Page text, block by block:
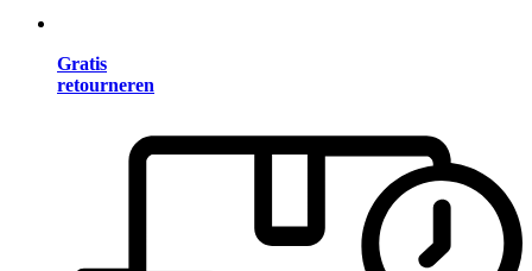
Gratis
retourneren